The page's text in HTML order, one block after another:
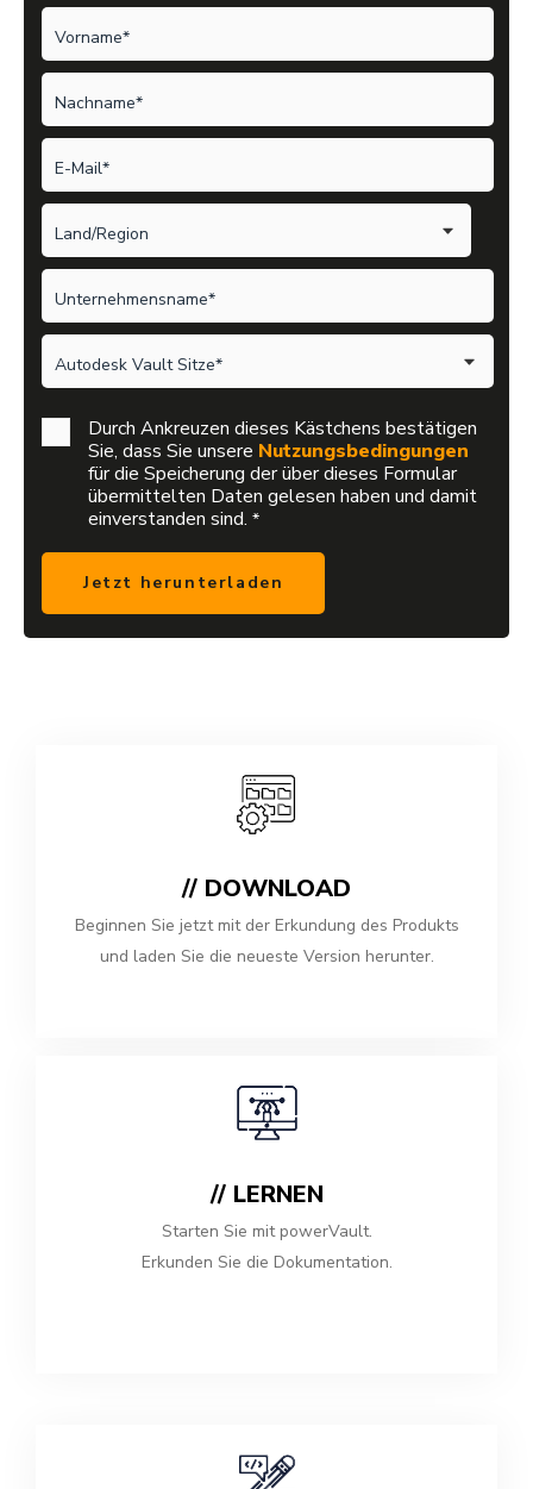
Durch Ankreuzen dieses Kästchens bestätigen
Sie, dass Sie unsere Nutzungsbedingungen
für die Speicherung der über dieses Formular
übermittelten Daten gelesen haben und damit
einverstanden sind. *
// DOWNLOAD
Beginnen Sie jetzt mit der Erkundung des Produkts
und laden Sie die neueste Version herunter.
// LERNEN
Starten Sie mit powerVault.
Erkunden Sie die Dokumentation.